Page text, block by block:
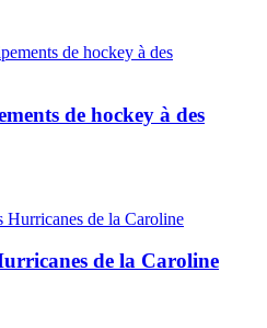
de hockey à des
de la Caroline